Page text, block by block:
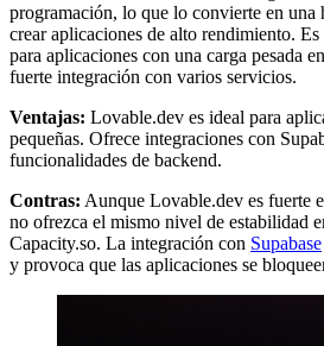
programación, lo que lo convierte en una
crear aplicaciones de alto rendimiento.
para aplicaciones con una carga pesada
fuerte integración con varios servicios.
Ventajas: Lovable.dev es ideal para
pequeñas. Ofrece integraciones con
funcionalidades de backend.
Contras: Aunque Lovable.dev es fuerte
no ofrezca el mismo nivel de estabilidad
Capacity.so. La integración con Supabase
y provoca que las aplicaciones se